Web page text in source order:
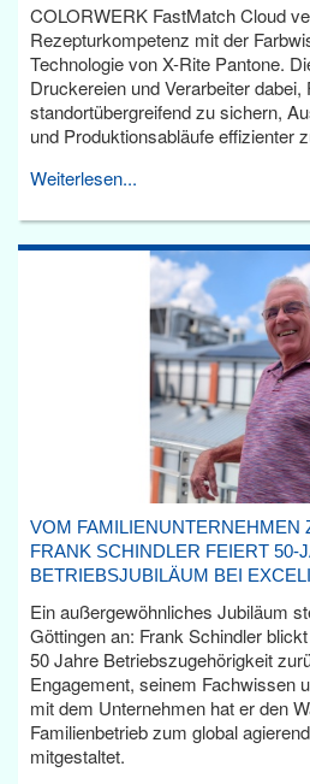
COLORWERK FastMatch Cloud
Rezepturkompetenz mit der
Technologie von X-Rite Pantone.
Druckereien und Verarbeiter dabei,
standortübergreifend zu sichern,
und Produktionsabläufe effizienter
Weiterlesen...
VOM FAMILIENUNTERNEHMEN
FRANK SCHINDLER FEIERT 50-
BETRIEBSJUBILÄUM BEI
Ein außergewöhnliches Jubiläum
Göttingen an: Frank Schindler
50 Jahre Betriebszugehörigkeit
Engagement, seinem Fachwissen
mit dem Unternehmen hat er den
Familienbetrieb zum global
mitgestaltet.